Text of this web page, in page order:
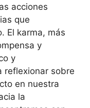
acciones
que
El karma, más
y
y
reflexionar sobre
en nuestra
la